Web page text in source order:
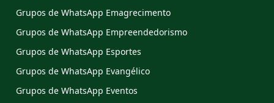
Grupos de WhatsApp Emagrecimento
Grupos de WhatsApp Empreendedorismo
Grupos de WhatsApp Esportes
Grupos de WhatsApp Evangélico
Grupos de WhatsApp Eventos